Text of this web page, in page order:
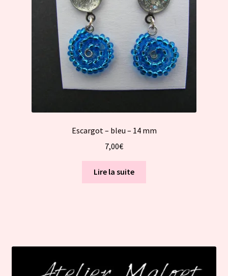
Escargot – bleu – 14 mm
7,00€
Lire la suite